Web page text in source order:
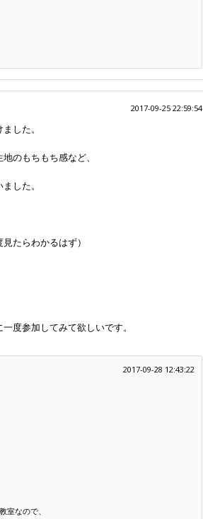
2017-09-25 22:59:54
した。
のもちもち感など、
した。
たらわかるはず）
度参加してみて欲しいです。
2017-09-28 12:43:22
室なので、